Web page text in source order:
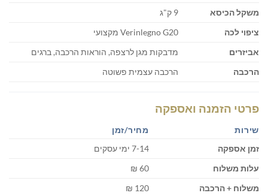
משקל הכיסא
9 ק"ג
ציפוי לכה
Verinlegno G20 מקצועי
אביזרים
מדבקות מגן לרצפה, הוראות הרכבה, ברגים
הרכבה
הרכבה עצמית פשוטה
פרטי הזמנה ואספקה
שירות
מחיר/זמן
זמן אספקה
7-14 ימי עסקים
עלות משלוח
60 ₪
משלוח + הרכבה
120 ₪